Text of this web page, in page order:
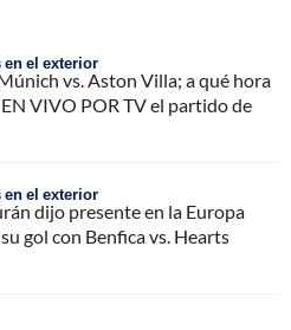
el exterior
vs. Aston Villa; a qué hora
VIVO POR TV el partido de
el exterior
dijo presente en la Europa
gol con Benfica vs. Hearts